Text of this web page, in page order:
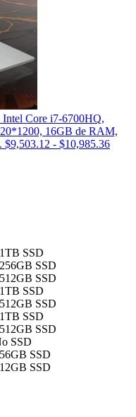
Intel Core i7-6700HQ,
16GB de RAM,
$9,503.12 - $10,985.36
SSD
SSD
SSD
SSD
SSD
SSD
SSD
SSD
SSD
SSD